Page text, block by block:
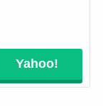
Yahoo!